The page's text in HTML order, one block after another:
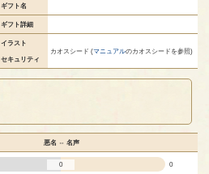
ギフト名
ギフト詳細
イラスト
セキュリティ
カオスシード (マニュアルのカオスシードを参照)
悪名 ⇔ 名声
0 0